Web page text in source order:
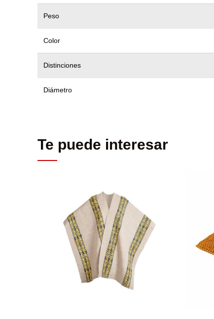
Peso
Color
Distinciones
Diámetro
Te puede interesar